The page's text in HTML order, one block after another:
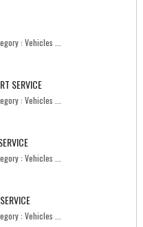
: Vehicles ...
SERVICE
: Vehicles ...
: Vehicles ...
: Vehicles ...